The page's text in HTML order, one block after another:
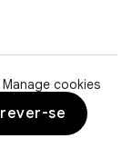
Manage cookies
se